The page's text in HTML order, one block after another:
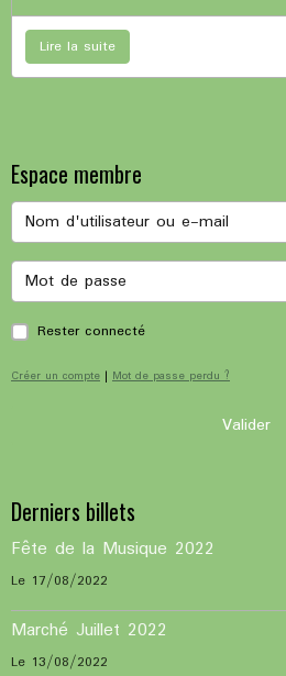
Lire la suite
Espace membre
Rester connecté
Créer un compte | Mot de passe perdu ?
Valider
Derniers billets
Fête de la Musique 2022
Le 17/08/2022
Marché Juillet 2022
Le 13/08/2022